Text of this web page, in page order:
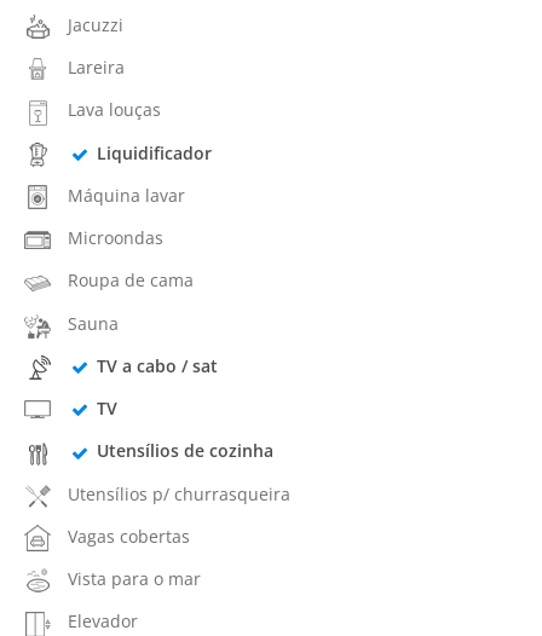
Jacuzzi
Lareira
Lava louças
Liquidificador
Máquina lavar
Microondas
Roupa de cama
Sauna
TV a cabo / sat
TV
Utensílios de cozinha
Utensílios p/ churrasqueira
Vagas cobertas
Vista para o mar
Elevador